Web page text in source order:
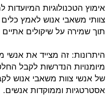
אימוץ הטכנולוגיות
צוותי משאבי אנוש לאמץ
תוך שמירה על שיקולים אתיים
היתרונות: זה מצייד את
מיומנויות הנדרשות לקבל
של אנשי צוות משאבי אנוש
אסטרטגיות וממוקדות אנשים.